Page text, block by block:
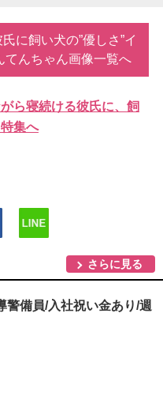
に飼い犬の”優しさ”イ
てんちゃん画像一覧へ
ら寝続ける彼氏に、飼
集へ
さらに見る
警備員/入社祝い金あり/週